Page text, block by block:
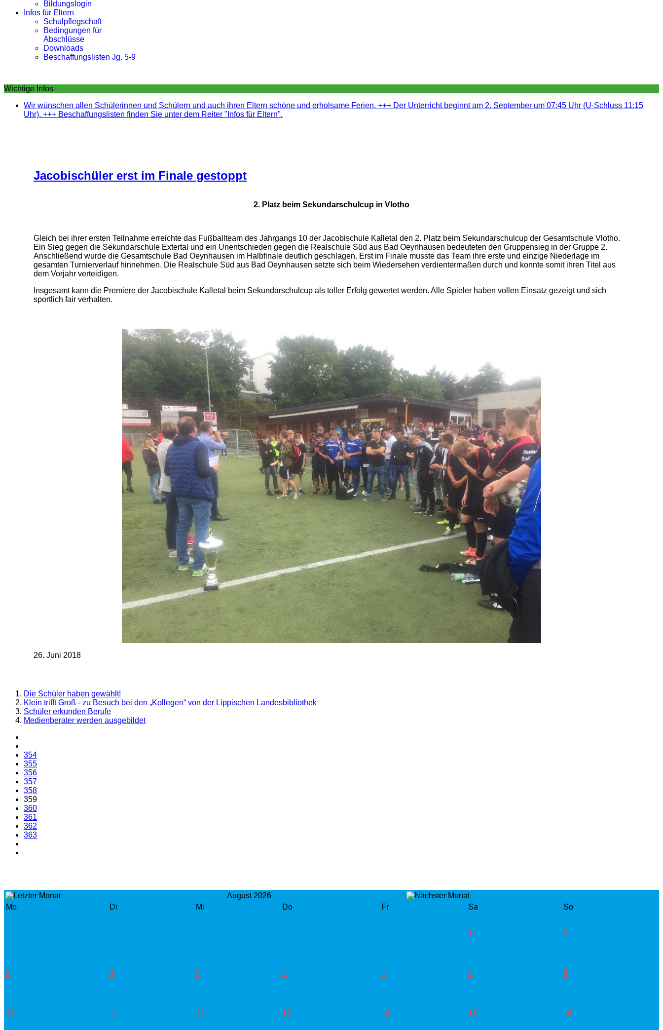
Bildungslogin
Infos für Eltern
Schulpflegschaft
Bedingungen für
Abschlüsse
Downloads
Beschaffungslisten Jg. 5-9
Wichtige Infos
Wir wünschen allen Schülerinnen und Schülern und auch ihren Eltern schöne und erholsame Ferien. +++ Der Unterricht beginnt am 2. September um 07:45 Uhr (U-Schluss 11:15
Uhr). +++ Beschaffungslisten finden Sie unter dem Reiter "Infos für Eltern".
Jacobischüler erst im Finale gestoppt
2. Platz beim Sekundarschulcup in Vlotho
Gleich bei ihrer ersten Teilnahme erreichte das Fußballteam des Jahrgangs 10 der Jacobischule Kalletal den 2. Platz beim Sekundarschulcup der Gesamtschule Vlotho.
Ein Sieg gegen die Sekundarschule Extertal und ein Unentschieden gegen die Realschule Süd aus Bad Oeynhausen bedeuteten den Gruppensieg in der Gruppe 2.
Anschließend wurde die Gesamtschule Bad Oeynhausen im Halbfinale deutlich geschlagen. Erst im Finale musste das Team ihre erste und einzige Niederlage im
gesamten Turnierverlauf hinnehmen. Die Realschule Süd aus Bad Oeynhausen setzte sich beim Wiedersehen verdientermaßen durch und konnte somit ihren Titel aus
dem Vorjahr verteidigen.
Insgesamt kann die Premiere der Jacobischule Kalletal beim Sekundarschulcup als toller Erfolg gewertet werden. Alle Spieler haben vollen Einsatz gezeigt und sich
sportlich fair verhalten.
26. Juni 2018
Die Schüler haben gewählt!
Klein trifft Groß - zu Besuch bei den „Kollegen“ von der Lippischen Landesbibliothek
Schüler erkunden Berufe
Medienberater werden ausgebildet
354
355
356
357
358
359
360
361
362
363
August 2026
Mo
Di Mi Do Fr Sa So
1 2
3 4 5 6 7 8 9
10 11 12 13 14 15 16